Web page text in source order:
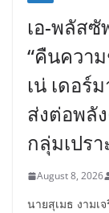
เอ-พลัสซั
“คืนควา
เน่ เดอร์
ส่งต่อพลั
กลุ่มเปร
August 8, 2026
นายสุเมธ งามเ